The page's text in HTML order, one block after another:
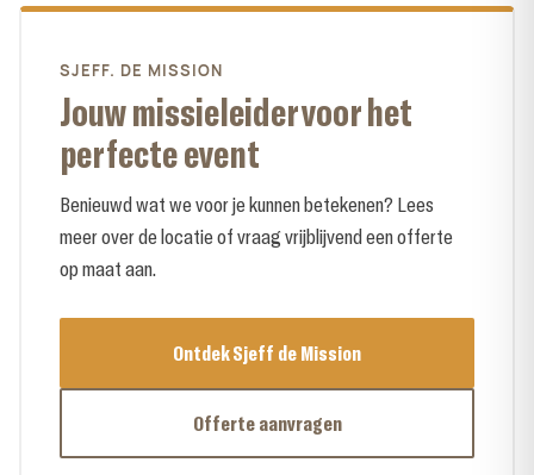
SJEFF. DE MISSION
Jouw missieleider voor het
perfecte event
Benieuwd wat we voor je kunnen betekenen? Lees
meer over de locatie of vraag vrijblijvend een offerte
op maat aan.
Ontdek Sjeff de Mission
Offerte aanvragen